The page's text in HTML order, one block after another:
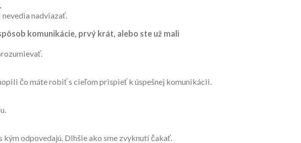
nadviazať.
komunikácie, prvý krát, alebo ste už mali
čo máte robiť s cieľom prispieť k úspešnej komunikácii.
odpovedajú. Dlhšie ako sme zvyknutí čakať.